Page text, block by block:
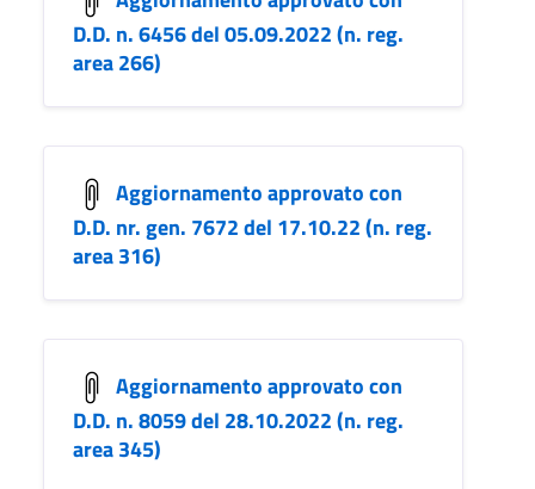
D.D. n. 6456 del 05.09.2022 (n. reg.
area 266)
Aggiornamento approvato con
D.D. nr. gen. 7672 del 17.10.22 (n. reg.
area 316)
Aggiornamento approvato con
D.D. n. 8059 del 28.10.2022 (n. reg.
area 345)